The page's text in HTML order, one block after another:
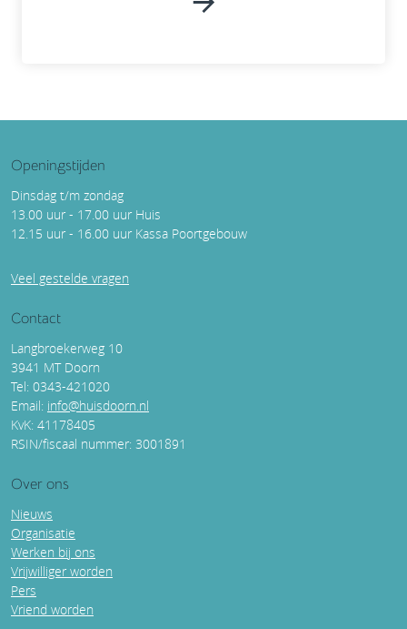
Openingstijden
Dinsdag t/m zondag
13.00 uur - 17.00 uur Huis
12.15 uur - 16.00 uur Kassa Poortgebouw
Veel gestelde vragen
Contact
Langbroekerweg 10
3941 MT Doorn
Tel: 0343-421020
Email: info@huisdoorn.nl
KvK: 41178405
RSIN/fiscaal nummer: 3001891
Over ons
Nieuws
Organisatie
Werken bij ons
Vrijwilliger worden
Pers
Vriend worden